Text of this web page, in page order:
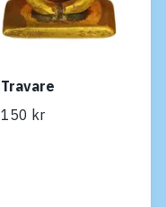
Travare
150 kr